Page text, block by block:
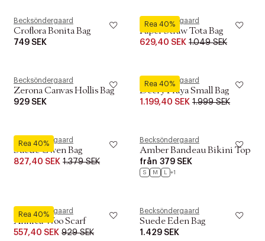
Becksöndergaard
Croflora Bonita Bag
749 SEK
Rea 40%
Becksöndergaard
Paper Straw Tota Bag
629,40 SEK 1.049 SEK
Becksöndergaard
Zerona Canvas Hollis Bag
929 SEK
Rea 40%
Becksöndergaard
Deery Fraya Small Bag
1.199,40 SEK 1.999 SEK
Rea 40%
Becksöndergaard
Suede Gwen Bag
827,40 SEK 1.379 SEK
Becksöndergaard
Amber Bandeau Bikini Top
från 379 SEK
S M L +1
Rea 40%
Becksöndergaard
Anniea Woo Scarf
557,40 SEK 929 SEK
Becksöndergaard
Suede Eden Bag
1.429 SEK